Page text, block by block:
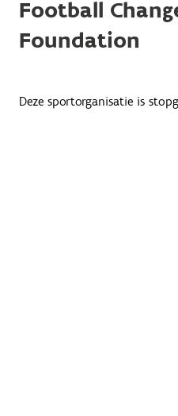
Football
Foundation
Deze sportorganisatie is